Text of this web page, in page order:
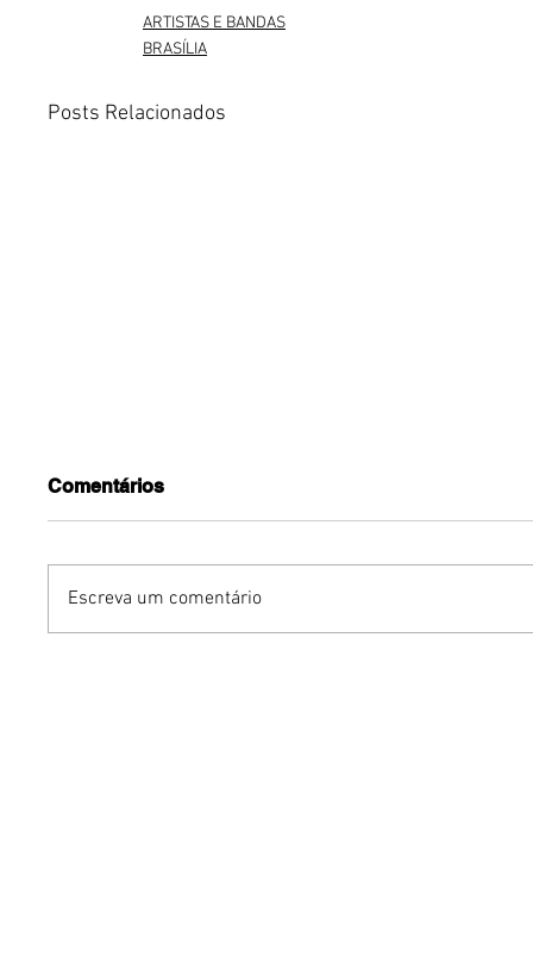
ARTISTAS E BANDAS
BRASÍLIA
Posts Relacionados
Comentários
Escreva um comentário